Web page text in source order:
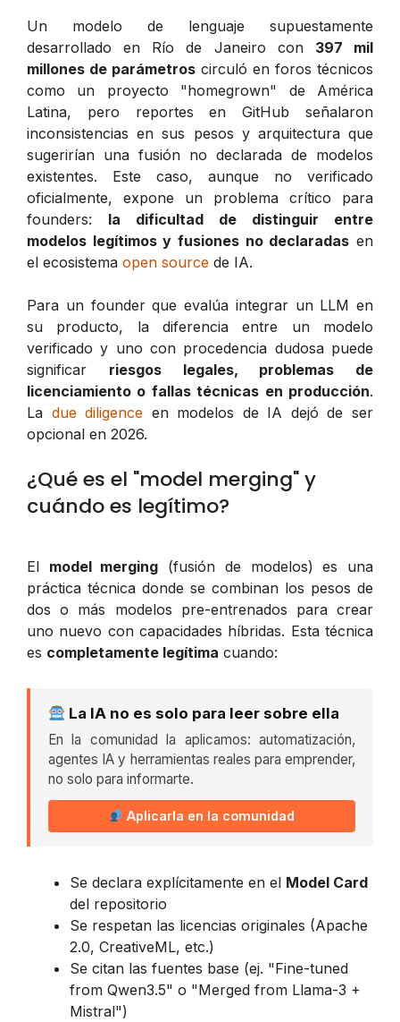
Un modelo de lenguaje supuestamente
desarrollado en Río de Janeiro con 397 mil
millones de parámetros circuló en foros técnicos
como un proyecto "homegrown" de América
Latina, pero reportes en GitHub señalaron
inconsistencias en sus pesos y arquitectura que
sugerirían una fusión no declarada de modelos
existentes. Este caso, aunque no verificado
oficialmente, expone un problema crítico para
founders: la dificultad de distinguir entre
modelos legítimos y fusiones no declaradas en
el ecosistema open source de IA.
Para un founder que evalúa integrar un LLM en
su producto, la diferencia entre un modelo
verificado y uno con procedencia dudosa puede
significar riesgos legales, problemas de
licenciamiento o fallas técnicas en producción.
La due diligence en modelos de IA dejó de ser
opcional en 2026.
¿Qué es el "model merging" y
cuándo es legítimo?
El model merging (fusión de modelos) es una
práctica técnica donde se combinan los pesos de
dos o más modelos pre-entrenados para crear
uno nuevo con capacidades híbridas. Esta técnica
es completamente legítima cuando:
La IA no es solo para leer sobre ella
En la comunidad la aplicamos: automatización,
agentes IA y herramientas reales para emprender,
no solo para informarte.
Aplicarla en la comunidad
Se declara explícitamente en el Model Card
del repositorio
Se respetan las licencias originales (Apache
2.0, CreativeML, etc.)
Se citan las fuentes base (ej. "Fine-tuned
from Qwen3.5" o "Merged from Llama-3 +
Mistral")